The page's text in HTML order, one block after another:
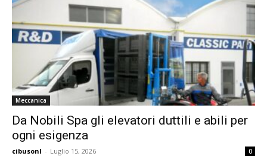
Meccanica
Da Nobili Spa gli elevatori duttili e abili per
ogni esigenza
cibusonl - Luglio 15, 2026 0